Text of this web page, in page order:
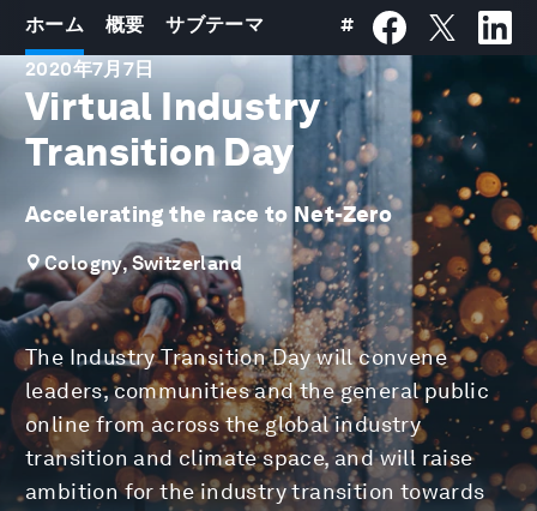
ホーム 概要 サブテーマ
#
2020年7月7日
Virtual Industry
Transition Day
Accelerating the race to Net-Zero
Cologny, Switzerland
The Industry Transition Day will convene
leaders, communities and the general public
online from across the global industry
transition and climate space, and will raise
ambition for the industry transition towards